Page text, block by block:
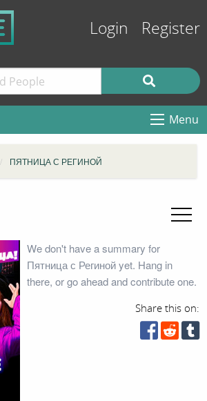
Login Register
Menu
ПЯТНИЦА С РЕГИНОЙ
We don't have a summary for
Пятница с Региной yet. Hang in
there, or go ahead and contribute one.
Share this on: